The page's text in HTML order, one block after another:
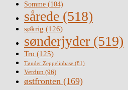
Somme (104)
sårede (518)
søkrig (126)
sønderjyder (519)
Tro (125)
Tønder Zeppelinbase (81)
Verdun (96)
østfronten (169)